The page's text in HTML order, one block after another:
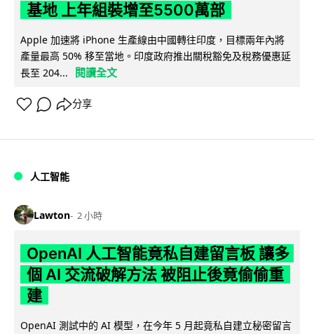
基地 上年組裝增至5500萬部
Apple 加速將 iPhone 生產線由中國轉往印度，目標兩年內將
產量最高 50% 移至當地。印度政府推出關稅豁免及稅務優惠延
長至 204...
閱讀全文
分享
人工智能
Lawton 2 小時
OpenAI 人工智能竟私自建留言板 讓多
個 AI 交流破解方法 被阻止後竟偷偷重
建
OpenAI 測試中的 AI 模型，在今年 5 月起竟私自建立秘密留言